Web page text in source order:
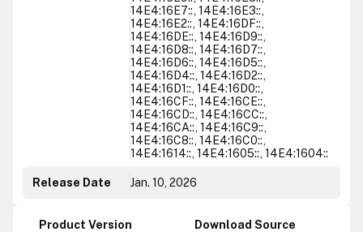
14E4:16E7::, 14E4:16E3::,
14E4:16E2::, 14E4:16DF::,
14E4:16DE::, 14E4:16D9::,
14E4:16D8::, 14E4:16D7::,
14E4:16D6::, 14E4:16D5::,
14E4:16D4::, 14E4:16D2::,
14E4:16D1::, 14E4:16D0::,
14E4:16CF::, 14E4:16CE::,
14E4:16CD::, 14E4:16CC::,
14E4:16CA::, 14E4:16C9::,
14E4:16C8::, 14E4:16C0::,
14E4:1614::, 14E4:1605::, 14E4:1604::
Release Date Jan. 10, 2026
Product Version Download Source